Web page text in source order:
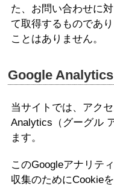
た、お問い合わせに
て取得するものであ
ことはありません。
Google Analytics
当サイトでは、アク
Analytics（グーグル
ます。
このGoogleアナリテ
収集のためにCookie